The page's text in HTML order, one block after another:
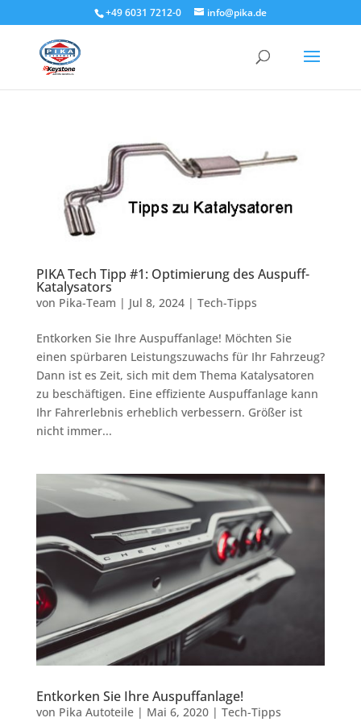
+49 6031 7212-0 info@pika.de
PIKA Tech Tipp #1: Optimierung des Auspuff-
Katalysators
von Pika-Team | Jul 8, 2024| Tech-Tipps
Entkorken Sie Ihre Auspuffanlage! Möchten Sie
einen spürbaren Leistungszuwachs für Ihr Fahrzeug?
Dann ist es Zeit, sich mit dem Thema Katalysatoren
zu beschäftigen. Eine effiziente Auspuffanlage kann
Ihr Fahrerlebnis erheblich verbessern. Größer ist
nicht immer...
Entkorken Sie Ihre Auspuffanlage!
von Pika Autoteile| Mai 6, 2020| Tech-Tipps